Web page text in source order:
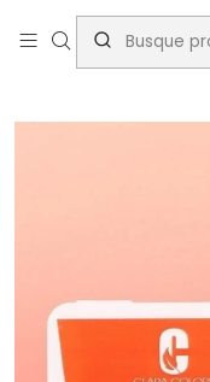
Inicio
CLARA COLORS